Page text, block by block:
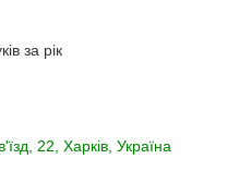
за рік
22, Харків, Україна